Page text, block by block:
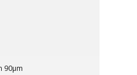
90µm